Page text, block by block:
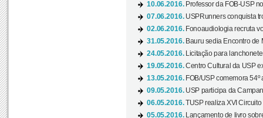
10.06.2016. Professor da FOB-USP
07.06.2016. USPRunners conquista
02.06.2016. Fonoaudiologia recruta
31.05.2016. Bauru sedia Encontro de
24.05.2016.
Licitação para
19.05.2016.Centro Cultural da USP
13.05.2016. FOB/USP comemora
09.05.2016. USP participa da
06.05.2016.TUSP realiza XVI Circuito
05.05.2016.
Lançamento de livro